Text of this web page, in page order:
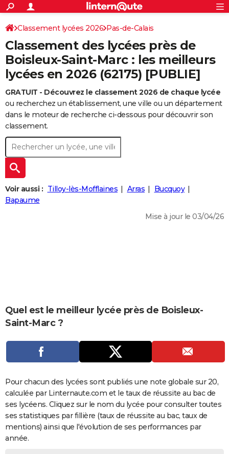
ACTUALITÉS
Politique
Société
Faits Divers
Education
Monde
Villes
+
SPORT
Coupe du monde 2026
Football
Tennis
Cyclisme
Rugby
Forum
CULTURE
Programme TV
TNT
Streaming
Cinéma
Sorties cinéma
Musique
+FINANCE
Retraite
Impôts
Epargne
Immobilier
Risques naturels par ville
Banque
Assurance
Crédit
AUTO
Essais
Réserver un essai
Citadines
Berlines
SUV
Forum auto
+
HIGH-TECH
BRICOLAGE
Forum
Aménagement intérieur
Extérieur
Cuisine
Salle de bains
Jardinage
Rangement
+WEEK-END
Guides de France
Escapades
Patrimoine
Expositions
Musées
Week-end nature
+
LIFESTYLE
Art de vivre
Bien-être
Loisirs
Mode
Modes de vie
+SANTE
Carte de Noël
Carte Bonne année
Carte Saint-Valentin
Carte Pâques
Carte d'anniversaire
DICTIONNAIRE
Dictionnaire
Biographies
Citations
Expressions
Proverbes
PROGRAMME TV
S'inscrire
Se connecter
Lycées
Collèges
Primaires
Universités
Entreprises
Service militaire
Avis de recherche
AVIS DE DÉCÈS
FORUM
Bricolage
Lifestyle
Culture
Sport
Auto
Television
Voyage
Cinema
S'inscrire
Connexion
Classement lycées 2026 Pas-de-Calais
Classement des lycées près de
Boisleux-Saint-Marc : les meilleurs
lycées en 2026 (62175) [PUBLIE]
GRATUIT - Découvrez le classement 2026 de chaque lycée
ou recherchez un établissement, une ville ou un département
dans le moteur de recherche ci-dessous pour découvrir son
classement.
Voir aussi : Tilloy-lès-Mofflaines Arras
Bucquoy
Bapaume
Mise à jour le 03/04/26
Quel est le meilleur lycée près de Boisleux-
Saint-Marc ?
Pour chacun des lycées sont publiés une note globale sur 20,
calculée par Linternaute.com et le taux de réussite au bac de
ses lycéens. Cliquez sur le nom du lycée pour consulter toutes
ses statistiques par fillière (taux de réussite au bac, taux de
mentions) ainsi que l'évolution de ses performances par
année.